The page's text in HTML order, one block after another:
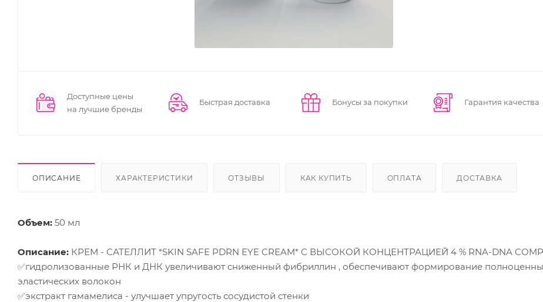
Доступные цены
на лучшие бренды
Быстрая доставка Бонусы за покупки Гарантия качества
ОПИСАНИЕ ХАРАКТЕРИСТИКИ ОТЗЫВЫ КАК КУПИТЬ ОПЛАТА ДОСТАВКА
Объем: 50 мл
Описание: КРЕМ - САТЕЛЛИТ *SKIN SAFE PDRN EYE CREAM* С ВЫСОКОЙ КОНЦЕНТРАЦИЕЙ 4 % RNA-DNA
✅гидролизованные РНК и ДНК увеличивают сниженный фибриллин , обеспечивают формирование
эластических волокон
✅экстракт гамамелиса - улучшает упругость сосудистой стенки